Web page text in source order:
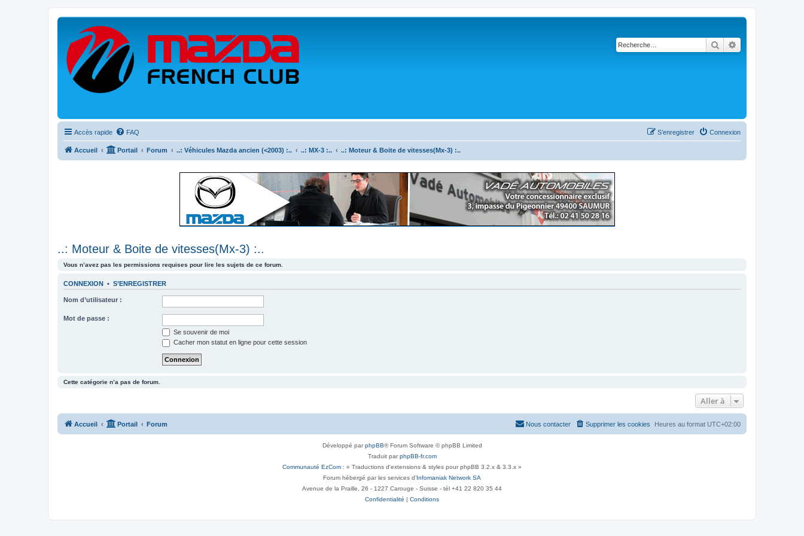
Rechercher
Accès rapide FAQ Connexion
S’enregistrer
Accueil Portail Forum ..: Véhicules Mazda ancien (<2003) :.. ..: MX-3 :.. ..: Moteur & Boite de vitesses(Mx-3) :..
..: Moteur & Boite de vitesses(Mx-3) :..
Vous n’avez pas les permissions requises pour lire les sujets de ce forum.
CONNEXION • S’ENREGISTRER
Nom d’utilisateur :
Mot de passe :
Se souvenir de moi
Cacher mon statut en ligne pour cette session
Cette catégorie n’a pas de forum.
Aller à
Accueil Portail Forum Heures au format UTC+02:00
Supprimer les cookies
Nous contacter
Développé parphpBB® Forum Software © phpBB Limited
Traduit parphpBB-fr.com
Communauté EzCom : « Traductions d'extensions & styles pour phpBB 3.2.x & 3.3.x »
Forum hébergé par les services d’Infomaniak Network SA
Avenue de la Praille, 26 - 1227 Carouge - Suisse - tél +41 22 820 35 44
Confidentialité | Conditions